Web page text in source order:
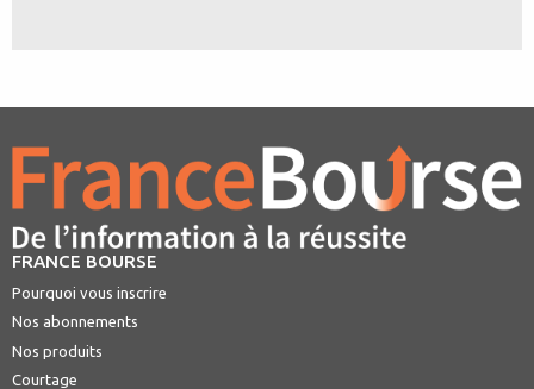
FRANCE BOURSE
Pourquoi vous inscrire
Nos abonnements
Nos produits
Courtage